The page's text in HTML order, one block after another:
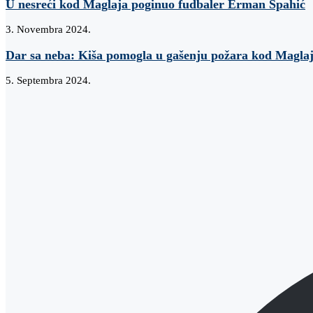
U nesreći kod Maglaja poginuo fudbaler Erman Spahić
3. Novembra 2024.
Dar sa neba: Kiša pomogla u gašenju požara kod
5. Septembra 2024.